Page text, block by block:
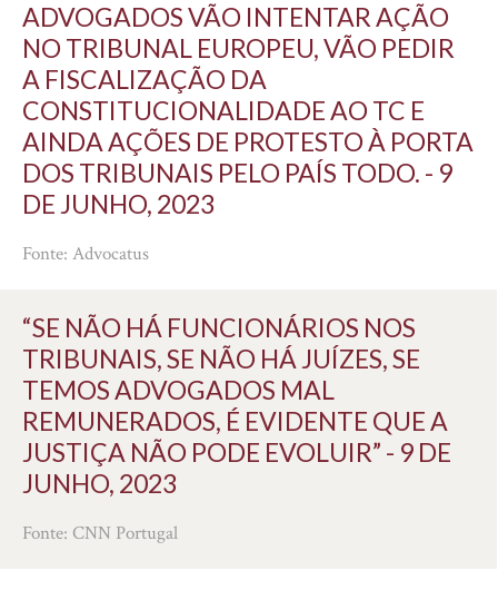
ADVOGADOS VÃO INTENTAR AÇÃO
NO TRIBUNAL EUROPEU, VÃO PEDIR
A FISCALIZAÇÃO DA
CONSTITUCIONALIDADE AO TC E
AINDA AÇÕES DE PROTESTO À PORTA
DOS TRIBUNAIS PELO PAÍS TODO. - 9
DE JUNHO, 2023
Fonte: Advocatus
“SE NÃO HÁ FUNCIONÁRIOS NOS
TRIBUNAIS, SE NÃO HÁ JUÍZES, SE
TEMOS ADVOGADOS MAL
REMUNERADOS, É EVIDENTE QUE A
JUSTIÇA NÃO PODE EVOLUIR” - 9 DE
JUNHO, 2023
Fonte: CNN Portugal